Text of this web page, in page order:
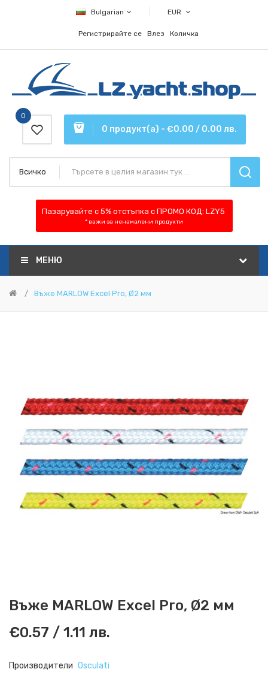
Bulgarian EUR
Регистрирайте се Влез Количка
0 продукт(а) - €0.00 / 0.00 лв.
0
Всичко
Пазарувайте с 5% отстъпка с ПРОМО КОД: LZY5
* важи за ненамалени продукти
МЕНЮ
Въже MARLOW Excel Pro, Ø2 мм
Въже MARLOW Excel Pro, Ø2 мм
€0.57 / 1.11 лв.
Производители Osculati